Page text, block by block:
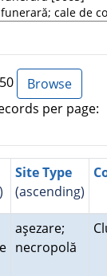
per page:
Site Type
(ascending)
aşezare;
necropolă